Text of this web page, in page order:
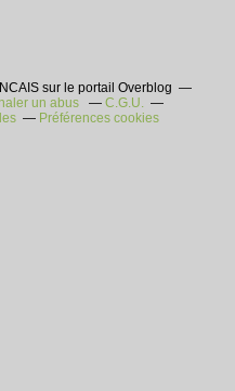
sur le portail Overblog
un abus
C.G.U.
Préférences cookies